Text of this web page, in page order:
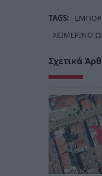
TAGS:
ΧΕΙΜΕΡΙΝΟ
Σχετικά